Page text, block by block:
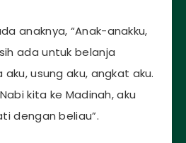
anaknya, “Anak-anakku,
ada untuk belanja
usung aku, angkat aku.
kita ke Madinah, aku
dengan beliau”.